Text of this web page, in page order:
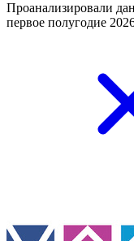
Проанализировали
первое полугодие